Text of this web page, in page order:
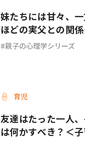
妹たちには甘々、
ほどの実父との関
親子の心理学シリーズ
育児
友達はたった一人
は何かすべき？＜